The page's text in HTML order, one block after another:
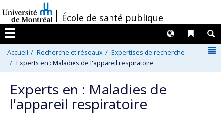
au
contenu
/École de santé publique
Menu
Liens
Langues
Accueil Recherche et réseaux
Expertises de recherche
Experts en : Maladies de l'appareil respiratoire
Experts en : Maladies de
l'appareil respiratoire